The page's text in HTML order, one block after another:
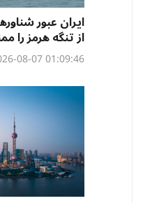
ایران عبور
از تنگه هرمز را
01:09:46 2026-08-07